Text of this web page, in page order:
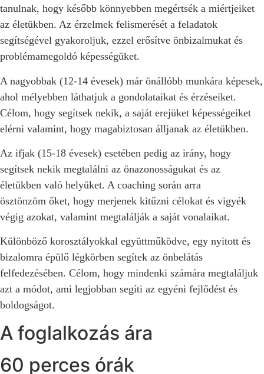
tanulnak, hogy később könnyebben megértsék a miértjeiket
az életükben. Az érzelmek felismerését a feladatok
segítségével gyakoroljuk, ezzel erősítve önbizalmukat és
problémamegoldó képességüket.
A nagyobbak (12-14 évesek) már önállóbb munkára képesek,
ahol mélyebben láthatjuk a gondolataikat és érzéseiket.
Célom, hogy segítsek nekik, a saját erejüket képességeiket
elérni valamint, hogy magabiztosan álljanak az életükben.
Az ifjak (15-18 évesek) esetében pedig az irány, hogy
segítsek nekik megtalálni az önazonosságukat és az
életükben való helyüket. A coaching során arra
ösztönzöm őket, hogy merjenek kitűzni célokat és vigyék
végig azokat, valamint megtalálják a saját vonalaikat.
Különböző korosztályokkal együttműködve, egy nyitott és
bizalomra épülő légkörben segítek az önbelátás
felfedezésében. Célom, hogy mindenki számára megtaláljuk
azt a módot, ami legjobban segíti az egyéni fejlődést és
boldogságot.
A foglalkozás ára
60 perces órák